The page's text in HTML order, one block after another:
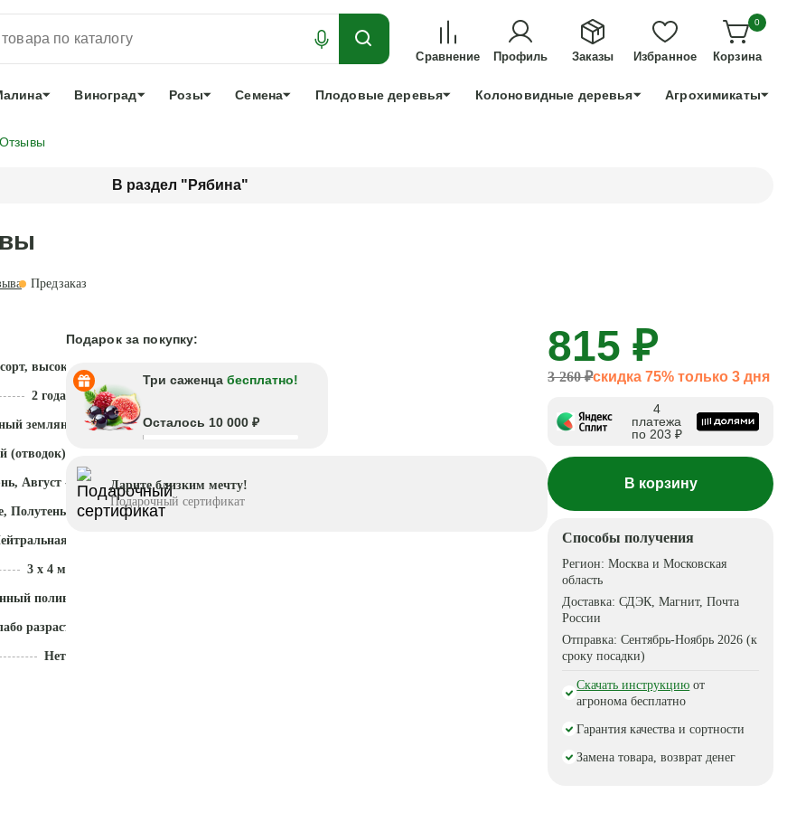
ЛУЧШЕЕ ДЛЯ ТЕХ, КТО УСПЕЕТ!
+7 991 898 83 30
Сравнение Профиль Заказы Избранное
0
Корзина
Виноград Розы Семена Плодовые деревья Колоновидные деревья Агрохимикаты
Отзывы
В раздел "Рябина"
Предзаказ
высокая устойчивость
2 года
земляной ком
(отводок)
Август - Октябрь
Полутень
(5,5 - 7)
3 х 4 м
полив
разрастается
Нет
Подарок за покупку:
Три саженца бесплатно!
Осталось 10 000 ₽
Дарите близким мечту!
Подарочный сертификат
815 ₽
3 260 ₽скидка 75% только 3 дня
4
платежа
по 203 ₽
В корзину
Способы получения
Регион:Москва и Московская
область
Доставка:СДЭК, Магнит, Почта
России
Отправка:Сентябрь-Ноябрь 2026 (к
сроку посадки)
Скачать инструкцию от
агронома бесплатно
Гарантия качества и сортности
Замена товара, возврат денег